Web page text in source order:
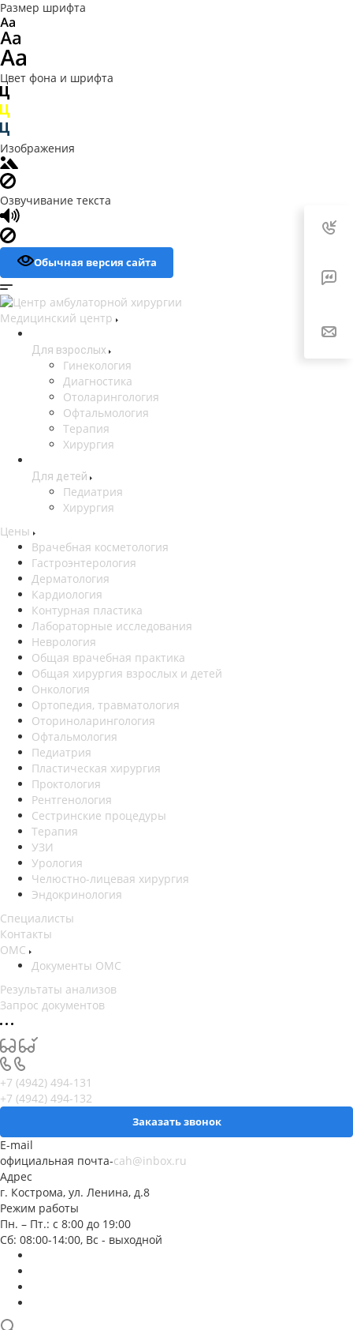
Размер шрифта
Цвет фона и шрифта
Изображения
Озвучивание текста
Обычная версия сайта
Медицинский центр
Для взрослых
Гинекология
Диагностика
Отоларингология
Офтальмология
Терапия
Хирургия
Для детей
Педиатрия
Хирургия
Цены
Врачебная косметология
Гастроэнтерология
Дерматология
Кардиология
Контурная пластика
Лабораторные исследования
Неврология
Общая врачебная практика
Общая хирургия взрослых и детей
Онкология
Ортопедия, травматология
Оториноларингология
Офтальмология
Педиатрия
Пластическая хирургия
Проктология
Рентгенология
Сестринские процедуры
Терапия
УЗИ
Урология
Челюстно-лицевая хирургия
Эндокринология
Специалисты
Контакты
ОМС
Документы ОМС
Результаты анализов
Запрос документов
+7 (4942) 494-131
+7 (4942) 494-132
Заказать звонок
E-mail
официальная почта-cah@inbox.ru
Адрес
г. Кострома, ул. Ленина, д.8
Режим работы
Пн. – Пт.: с 8:00 до 19:00
Сб: 08:00-14:00, Вс - выходной